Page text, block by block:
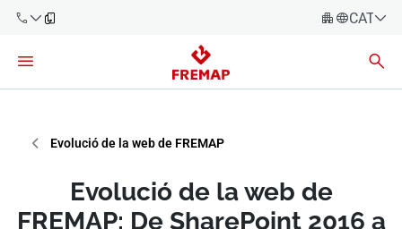
900 61 00
CATALÀ
Español
English
Empreses
Assessories
Evolució de la web de FREMAP
Evolució de la web de
FREMAP: De SharePoint 2016 a